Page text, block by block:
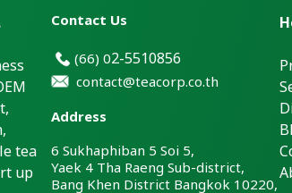
tea
up
Contact Us
(66) 02-5510856
contact@teacorp.co.th
Address
6 Sukhaphiban 5 Soi 5,
Yaek 4 Tha Raeng Sub-district,
Bang Khen District Bangkok 10220,
H